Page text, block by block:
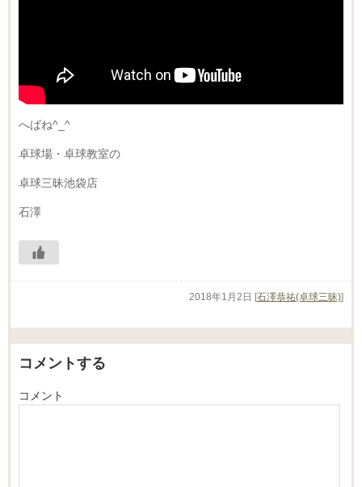
へばね^_^
卓球場・卓球教室の
卓球三昧池袋店
石澤
2018年1月2日 [石澤恭祐(卓球三昧)]
コメントする
コメント